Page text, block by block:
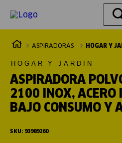
ASPIRADORAS HOGAR Y
HOGAR Y JARDIN
ASPIRADORA
2100 INOX, ACERO
BAJO CONSUMO Y
SKU: 93989260